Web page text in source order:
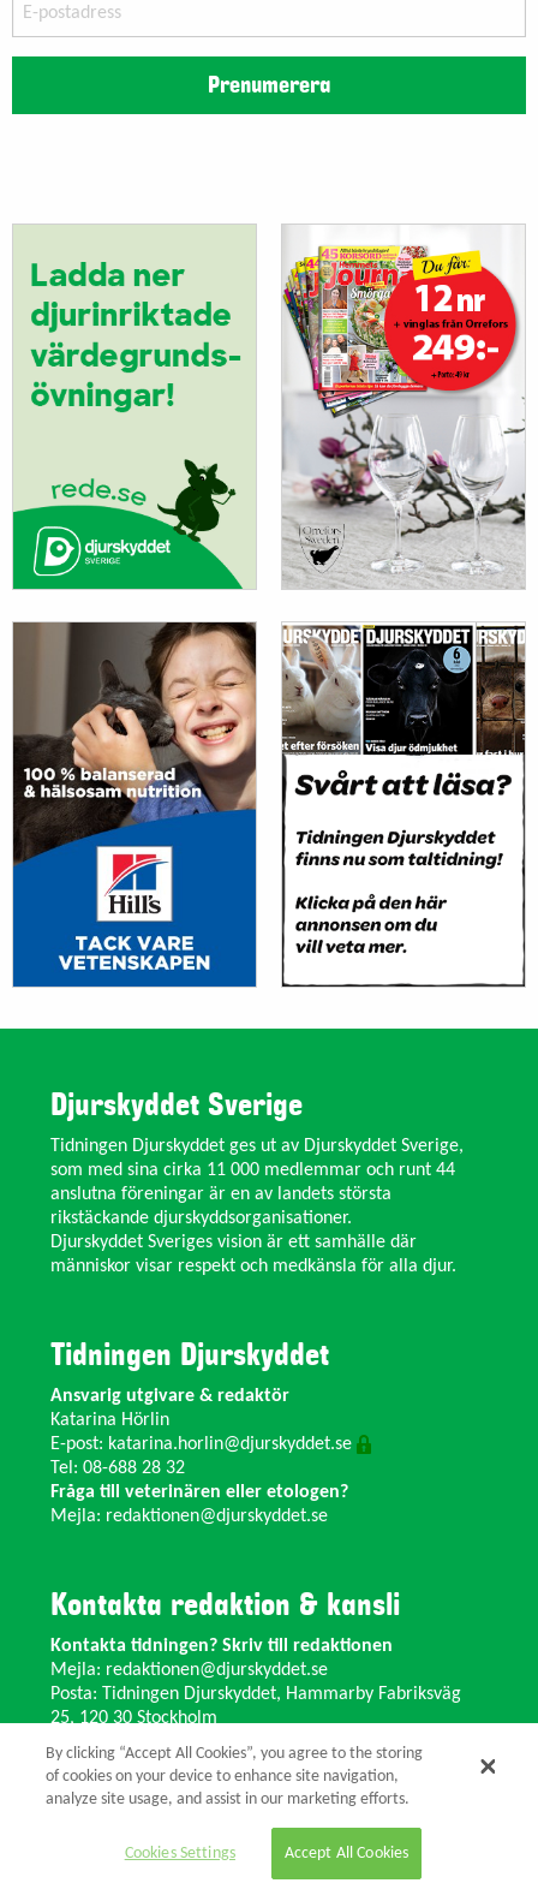
postadress
Prenumerera
Djurskyddet Sverige
Tidningen Djurskyddet ges ut av Djurskyddet Sverige,
som med sina cirka 11 000 medlemmar och runt 44
anslutna föreningar är en av landets största
rikstäckande djurskyddsorganisationer.
Djurskyddet Sveriges vision är ett samhälle där
människor visar respekt och medkänsla för alla djur.
Tidningen Djurskyddet
Ansvarig utgivare & redaktör
Katarina Hörlin
E-post: katarina.horlin@djurskyddet.se
Tel: 08-688 28 32
Fråga till veterinären eller etologen?
Mejla: redaktionen@djurskyddet.se
Kontakta redaktion & kansli
Kontakta tidningen? Skriv till redaktionen
Mejla: redaktionen@djurskyddet.se
Posta: Tidningen Djurskyddet, Hammarby Fabriksväg
25, 120 30 Stockholm
Ändra adress? Kontakta kansliet
Växel: 08-673 35 11 E-post:
info@djurskyddet.se
© 2026 Tidningen Djurskyddet.
By clicking “Accept All Cookies”, you agree to the storing
of cookies on your device to enhance site navigation,
analyze site usage, and assist in our marketing efforts.
Cookies Settings Accept All Cookies